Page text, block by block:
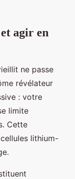
agir en
ne passe
révélateur
: votre
limite
Cette
lithium-